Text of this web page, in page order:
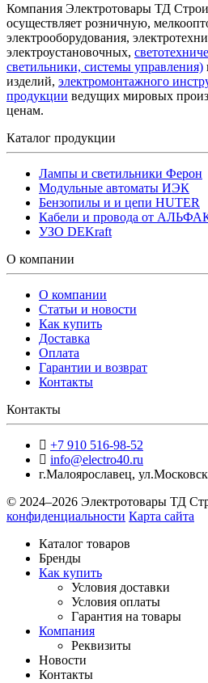
Компания Электротовары ТД
осуществляет розничную,
электрооборудования,
электроустановочных,
светильники, системы управления)
изделий, электромонтажного
продукции ведущих мировых
ценам.
Каталог продукции
Лампы и светильники Ферон
Модульные автоматы ИЭК
Бензопилы и и цепи HUTER
Кабели и провода от
УЗО DEKraft
О компании
О компании
Статьи и новости
Как купить
Доставка
Оплата
Гарантии и возврат
Контакты
Контакты
+7 910 516-98-52
info@electro40.ru
г.Малоярославец,
© 2024–2026 Электротовары ТД
конфиденциальности Карта сайта
Каталог товаров
Бренды
Как купить
Условия доставки
Условия оплаты
Гарантия на товары
Компания
Реквизиты
Новости
Контакты